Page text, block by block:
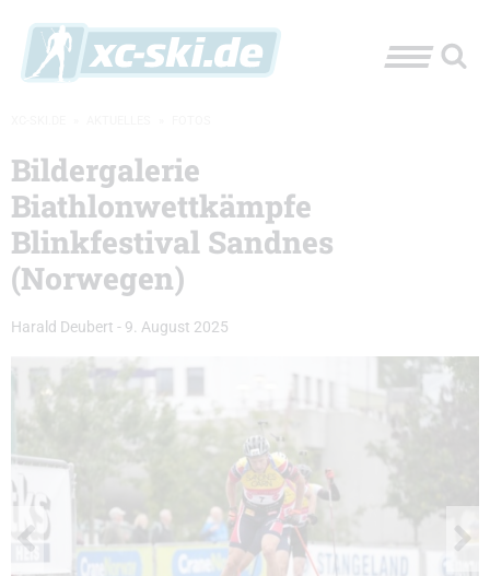
Bildergalerie
Biathlonwettkämpfe
Blinkfestival Sandnes
(Norwegen)
Harald Deubert - 9. August 2025